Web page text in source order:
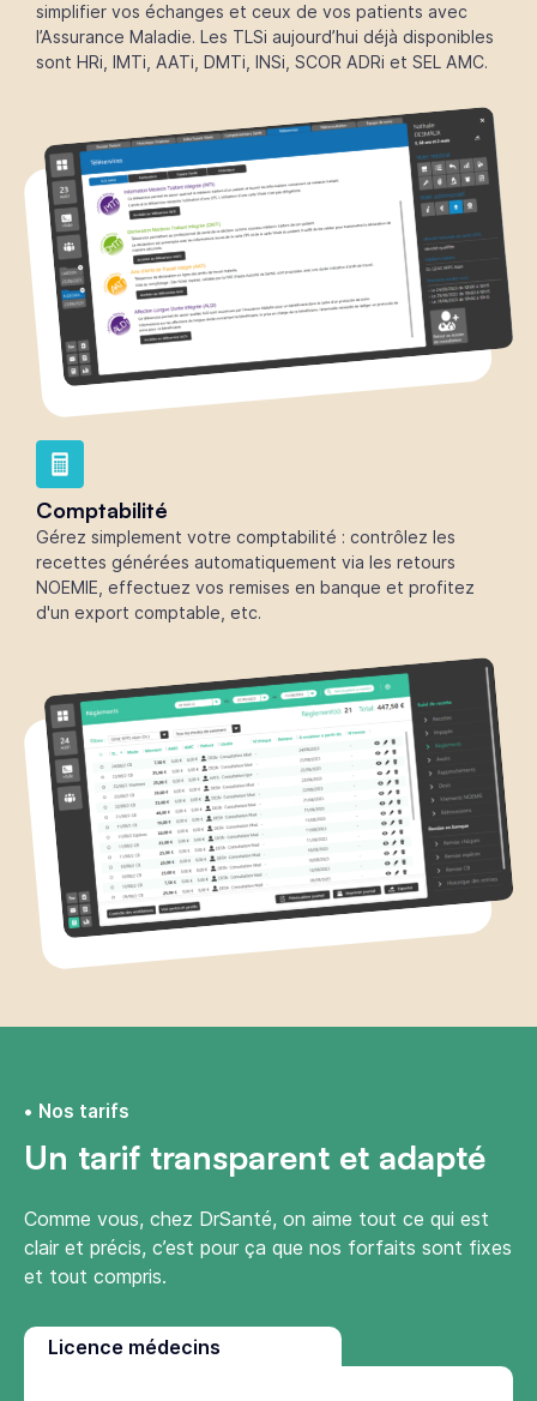
simplifier vos échanges et ceux de vos patients avec
l’Assurance Maladie. Les TLSi aujourd’hui déjà disponibles
sont HRi, IMTi, AATi, DMTi, INSi, SCOR ADRi et SEL AMC.
Comptabilité
Gérez simplement votre comptabilité : contrôlez les
recettes générées automatiquement via les retours
NOEMIE, effectuez vos remises en banque et profitez
d'un export comptable, etc.
Nos tarifs
Un tarif transparent et adapté
Comme vous, chez DrSanté, on aime tout ce qui est
clair et précis, c’est pour ça que nos forfaits sont fixes
et tout compris.
Licence médecins